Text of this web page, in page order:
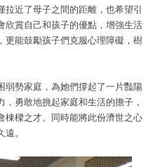
近了母子之間的距離，也希望引
欣賞自己和孩子的優點，增強生活
更能鼓勵孩子們克服心理障礙，樹
弱勢家庭，為她們撐起了一片豔陽
勇敢地挑起家庭和生活的擔子，
棟樑之才。同時能將此份濟世之心
。